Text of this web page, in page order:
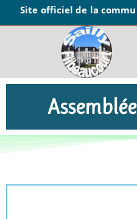
Site officiel de la